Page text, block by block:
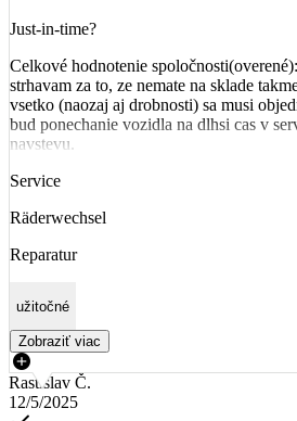
Just-in-time?
Celkové hodnotenie
strhavam za to, ze nemate na sklade
vsetko (naozaj aj drobnosti) sa musi
bud ponechanie vozidla na dlhsi cas v
navstevu.
Service
Räderwechsel
Reparatur
užitočné
Zobraziť viac
Rastislav Č.
12/5/2025